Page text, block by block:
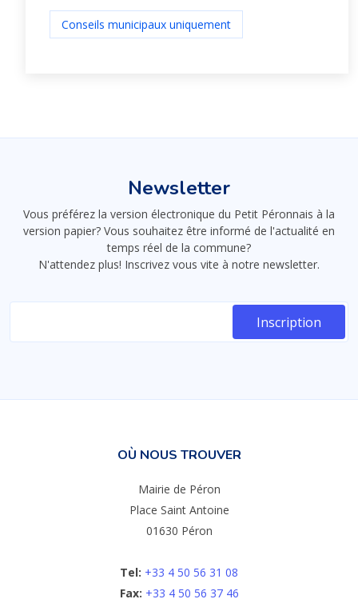
Conseils municipaux uniquement
Newsletter
Vous préférez la version électronique du Petit Péronnais à la
version papier? Vous souhaitez être informé de l'actualité en
temps réel de la commune?
N'attendez plus! Inscrivez vous vite à notre newsletter.
OÙ NOUS TROUVER
Mairie de Péron
Place Saint Antoine
01630 Péron
Tel: +33 4 50 56 31 08
Fax: +33 4 50 56 37 46